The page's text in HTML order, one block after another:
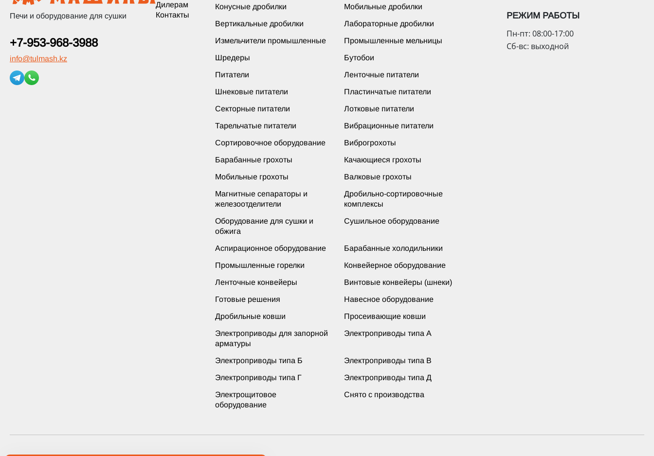
Печи и оборудование для сушки
+7-953-968-3988
info@tulmash.kz
Дилерам
Контакты
Конусные дробилки Мобильные дробилки
Вертикальные дробилки Лабораторные дробилки
Измельчители промышленные Промышленные мельницы
Шредеры Бутобои
Питатели Ленточные питатели
Шнековые питатели Пластинчатые питатели
Секторные питатели Лотковые питатели
Тарельчатые питатели Вибрационные питатели
Сортировочное оборудование Виброгрохоты
Барабанные грохоты Качающиеся грохоты
Мобильные грохоты Валковые грохоты
Магнитные сепараторы и
железоотделители
Дробильно-сортировочные
комплексы
Оборудование для сушки и
обжига
Сушильное оборудование
Аспирационное оборудование Барабанные холодильники
Промышленные горелки Конвейерное оборудование
Ленточные конвейеры Винтовые конвейеры (шнеки)
Готовые решения Навесное оборудование
Дробильные ковши Просеивающие ковши
Электроприводы для запорной
арматуры
Электроприводы типа А
Электроприводы типа Б Электроприводы типа В
Электроприводы типа Г Электроприводы типа Д
Электрощитовое
оборудование
Снято с производства
РЕЖИМ РАБОТЫ
Пн-пт: 08:00-17:00
Сб-вс: выходной